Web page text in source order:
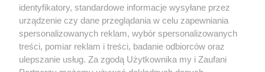
Kultura
X Facebook Instagram Youtube
identyfikatory, standardowe informacje wysyłane przez
urządzenie czy dane przeglądania w celu zapewniania
spersonalizowanych reklam, wybór spersonalizowanych
treści, pomiar reklam i treści, badanie odbiorców oraz
ulepszanie usług. Za zgodą Użytkownika my i Zaufani